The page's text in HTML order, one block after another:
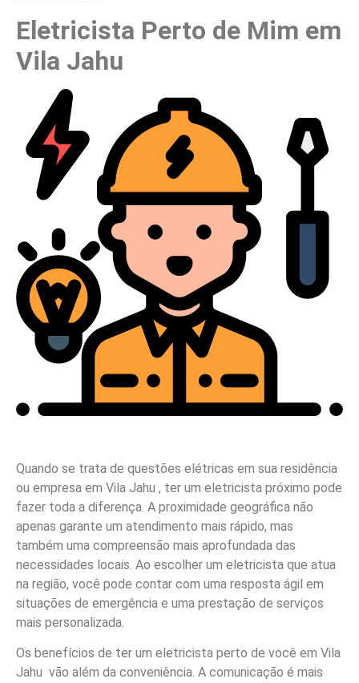
Eletricista Perto de Mim em
Vila Jahu
Quando se trata de questões elétricas em sua residência
ou empresa em Vila Jahu , ter um eletricista próximo pode
fazer toda a diferença. A proximidade geográfica não
apenas garante um atendimento mais rápido, mas
também uma compreensão mais aprofundada das
necessidades locais. Ao escolher um eletricista que atua
na região, você pode contar com uma resposta ágil em
situações de emergência e uma prestação de serviços
mais personalizada.
Os benefícios de ter um eletricista perto de você em Vila
Jahu vão além da conveniência. A comunicação é mais